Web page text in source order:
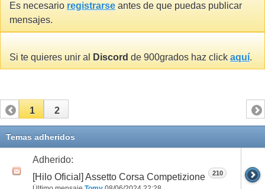
Es necesario registrarse antes de que puedas publicar
mensajes.
Si te quieres unir al Discord de 900grados haz click aquí.
1 2
Temas adheridos
Adherido:
[Hilo Oficial] Assetto Corsa Competizione
210